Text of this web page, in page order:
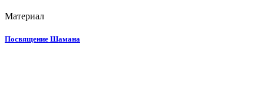
Материал
Посвящение Шамана